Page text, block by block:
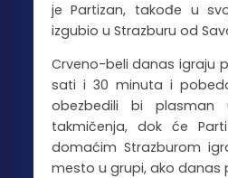
je Partizan, takođe u
izgubio u Strazburu od
Crveno-beli danas igraju
sati i 30 minuta i
obezbedili bi plasman
takmičenja, dok će
domaćim Strazburom
mesto u grupi, ako danas